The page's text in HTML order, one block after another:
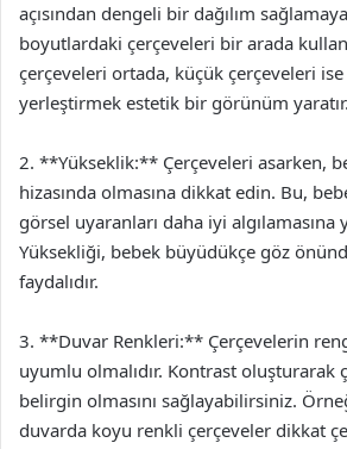
açısından dengeli bir dağılım sağlamaya
boyutlardaki çerçeveleri bir arada
çerçeveleri ortada, küçük çerçeveleri ise
yerleştirmek estetik bir görünüm yaratır.
2. **Yükseklik:** Çerçeveleri asarken,
hizasında olmasına dikkat edin. Bu,
görsel uyaranları daha iyi algılamasına
Yüksekliği, bebek büyüdükçe göz
faydalıdır.
3. **Duvar Renkleri:** Çerçevelerin
uyumlu olmalıdır. Kontrast oluşturarak
belirgin olmasını sağlayabilirsiniz.
duvarda koyu renkli çerçeveler dikkat